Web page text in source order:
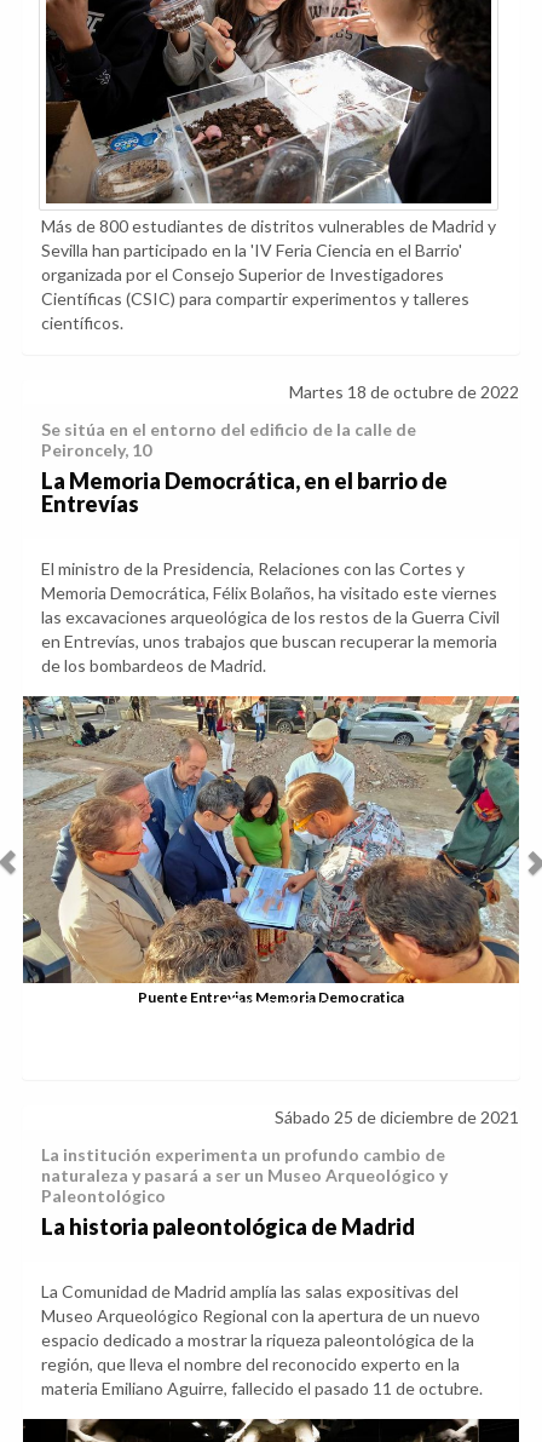
Más de 800 estudiantes de distritos vulnerables de Madrid y
Sevilla han participado en la 'IV Feria Ciencia en el Barrio'
organizada por el Consejo Superior de Investigadores
Científicas (CSIC) para compartir experimentos y talleres
científicos.
Martes 18 de octubre de 2022
Se sitúa en el entorno del edificio de la calle de
Peironcely, 10
La Memoria Democrática, en el barrio de
Entrevías
El ministro de la Presidencia, Relaciones con las Cortes y
Memoria Democrática, Félix Bolaños, ha visitado este viernes
las excavaciones arqueológica de los restos de la Guerra Civil
en Entrevías, unos trabajos que buscan recuperar la memoria
de los bombardeos de Madrid.
Puente Entrevias Memoria Democratica
Anterior
La institución experimenta un profundo cambio de
naturaleza y pasará a ser un Museo Arqueológico y
Paleontológico
La historia paleontológica de Madrid
espacio dedicado a mostrar la riqueza paleontológica de la
región, que lleva el nombre del reconocido experto en la
materia Emiliano Aguirre, fallecido el pasado 11 de octubre.
Anterior